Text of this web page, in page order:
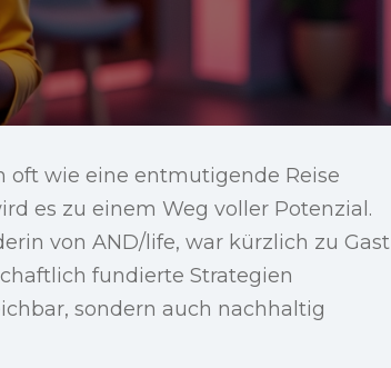
oft wie eine entmutigende Reise
es zu einem Weg voller Potenzial.
von AND/life, war kürzlich zu Gast
fundierte Strategien
sondern auch nachhaltig